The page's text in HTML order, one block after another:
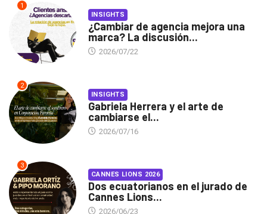
1
INSIGHTS
¿Cambiar de agencia mejora una
marca? La discusión...
2026/07/22
2
INSIGHTS
Gabriela Herrera y el arte de
cambiarse el...
2026/07/16
3
CANNES LIONS 2026
Dos ecuatorianos en el jurado de
Cannes Lions...
2026/06/23